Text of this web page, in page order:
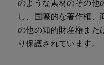
のような素材のその他
し、国際的な著作権、
の他の知的財産権また
り保護されています。